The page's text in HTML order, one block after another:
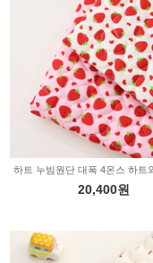
20,400원